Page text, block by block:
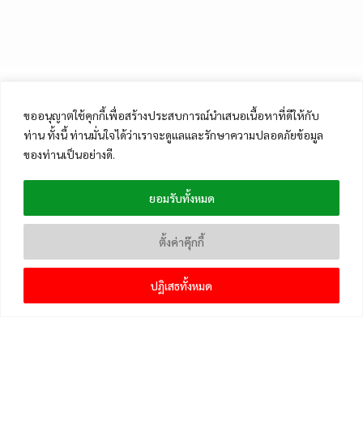
ขออนุญาตใช้คุกกี้เพื่อสร้างประสบการณ์นำเสนอเนื้อหาที่ดีให้กับ
ท่าน ทั้งนี้ ท่านมั่นใจได้ว่าเราจะดูแลและรักษาความปลอดภัยข้อมูล
ของท่านเป็นอย่างดี.
ตั้งค่าคุ๊กกี้
ปฏิเสธทั้งหมด
ยอมรับทั้งหมด